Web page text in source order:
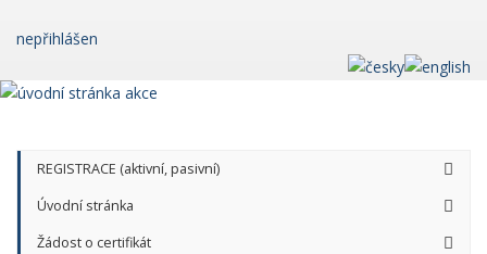
nepřihlášen
REGISTRACE (aktivní, pasivní)
Úvodní stránka
Žádost o certifikát